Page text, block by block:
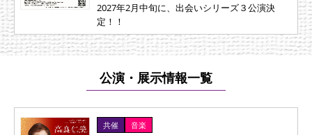
2027年2月中旬に、出会いシリーズ３公演決
定！！
公演・展示情報一覧
共催 音楽